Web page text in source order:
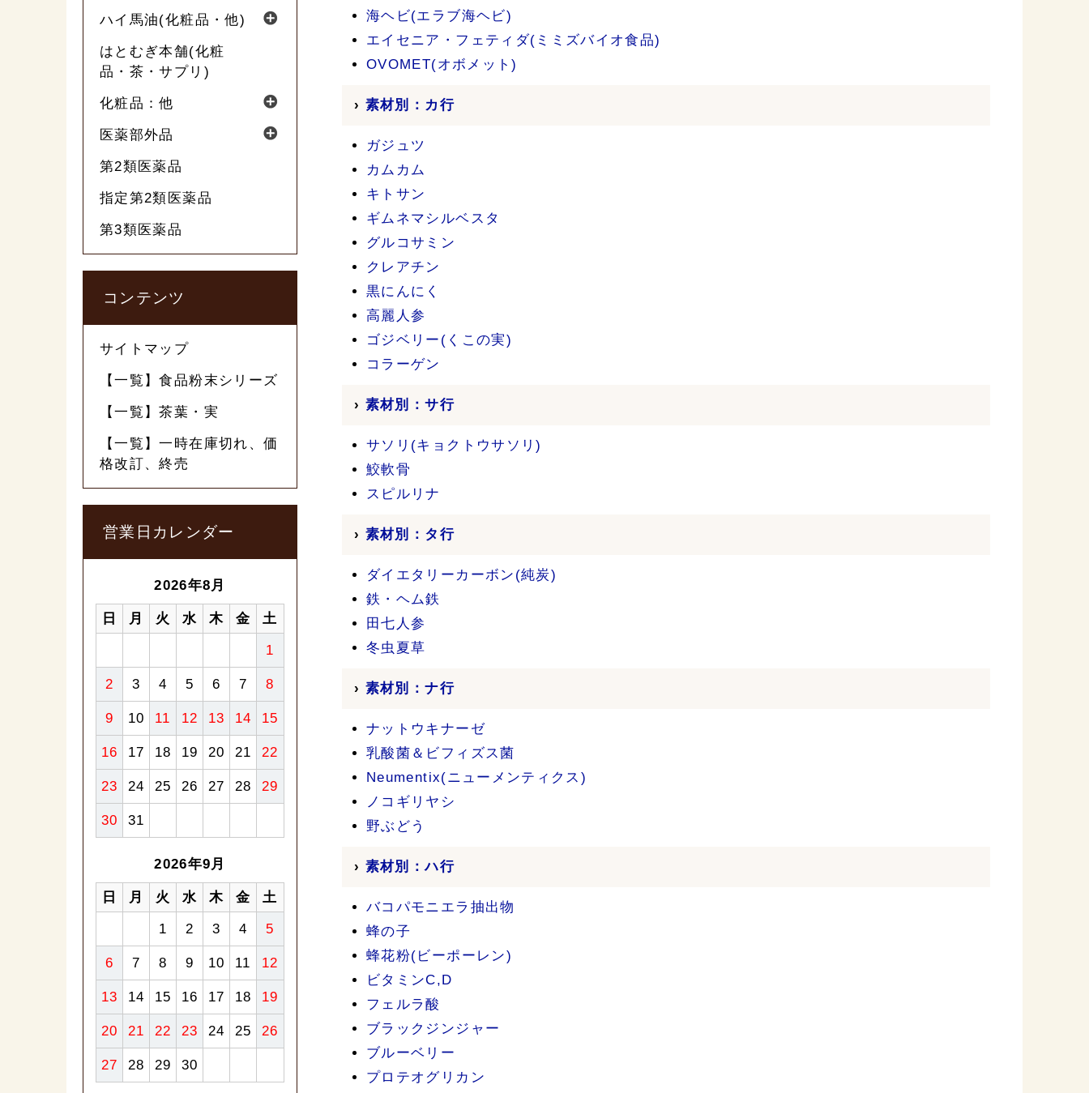
海ヘビ(エラブ海ヘビ)
エイセニア・フェティダ(ミミズバイオ食品)
OVOMET(オボメット)
› 素材別：カ行
ガジュツ
カムカム
キトサン
ギムネマシルベスタ
グルコサミン
クレアチン
黒にんにく
高麗人参
ゴジベリー(くこの実)
コラーゲン
› 素材別：サ行
サソリ(キョクトウサソリ)
鮫軟骨
スピルリナ
› 素材別：タ行
ダイエタリーカーボン(純炭)
鉄・ヘム鉄
田七人参
冬虫夏草
› 素材別：ナ行
ナットウキナーゼ
乳酸菌＆ビフィズス菌
Neumentix(ニューメンティクス)
ノコギリヤシ
野ぶどう
› 素材別：ハ行
バコパモニエラ抽出物
蜂の子
蜂花粉(ビーポーレン)
ビタミンC,D
フェルラ酸
ブラックジンジャー
ブルーベリー
プロテオグリカン
ハイ馬油(化粧品・他)
はとむぎ本舗(化粧
品・茶・サプリ)
化粧品：他
医薬部外品
第2類医薬品
指定第2類医薬品
第3類医薬品
コンテンツ
サイトマップ
【一覧】食品粉末シリーズ
【一覧】茶葉・実
【一覧】一時在庫切れ、価
格改訂、終売
営業日カレンダー
2026年8月
日 月 火 水 木 金 土
1
2 3 4 5 6 7 8
9 10 11 12 13 14 15
16 17 18 19 20 21 22
23 24 25 26 27 28 29
30 31
2026年9月
日 月 火 水 木 金 土
1 2 3 4 5
6 7 8 9 10 11 12
13 14 15 16 17 18 19
20 21 22 23 24 25 26
27 28 29 30